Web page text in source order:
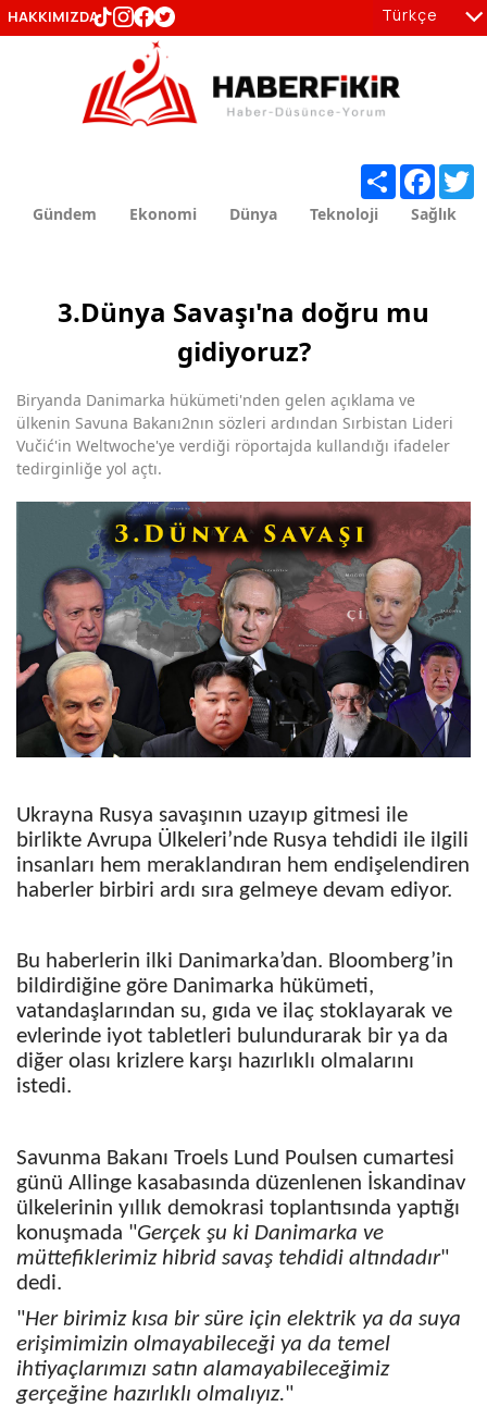
Gündem Ekonomi Dünya Teknoloji Sağlık
3.Dünya Savaşı'na doğru mu
gidiyoruz?
Biryanda Danimarka hükümeti'nden gelen açıklama ve
ülkenin Savuna Bakanı2nın sözleri ardından Sırbistan Lideri
Vučić'in Weltwoche'ye verdiği röportajda kullandığı ifadeler
tedirginliğe yol açtı.
Ukrayna Rusya savaşının uzayıp gitmesi ile
birlikte Avrupa Ülkeleri’nde Rusya tehdidi ile ilgili
insanları hem meraklandıran hem endişelendiren
haberler birbiri ardı sıra gelmeye devam ediyor.
Bu haberlerin ilki Danimarka’dan. Bloomberg’in
bildirdiğine göre Danimarka hükümeti,
vatandaşlarından su, gıda ve ilaç stoklayarak ve
evlerinde iyot tabletleri bulundurarak bir ya da
diğer olası krizlere karşı hazırlıklı olmalarını
istedi.
Savunma Bakanı Troels Lund Poulsen cumartesi
günü Allinge kasabasında düzenlenen İskandinav
ülkelerinin yıllık demokrasi toplantısında yaptığı
konuşmada "Gerçek şu ki Danimarka ve
müttefiklerimiz hibrid savaş tehdidi altındadır"
dedi.
"Her birimiz kısa bir süre için elektrik ya da suya
erişimimizin olmayabileceği ya da temel
ihtiyaçlarımızı satın alamayabileceğimiz
gerçeğine hazırlıklı olmalıyız."
Share
Türkçe
en
HAKKIMIZDA